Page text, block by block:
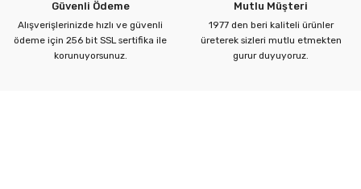
Güvenli Ödeme
Alışverişlerinizde hızlı ve güvenli
ödeme için 256 bit SSL sertifika ile
korunuyorsunuz.
Mutlu Müşteri
1977 den beri kaliteli ürünler
üreterek sizleri mutlu etmekten
gurur duyuyoruz.